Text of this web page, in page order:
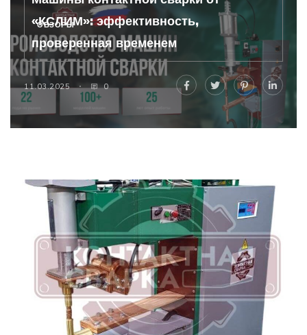
ОБЗОРЫ
«КСЛИМ»: эффективность,
проверенная временем
11.03.2025 0